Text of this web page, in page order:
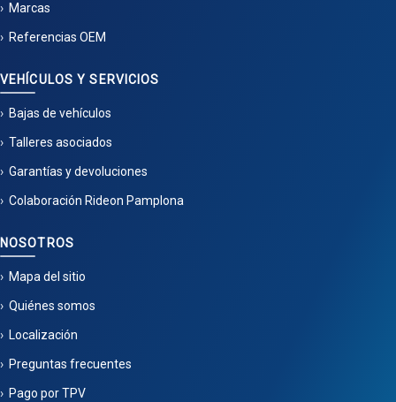
Marcas
Referencias OEM
VEHÍCULOS Y SERVICIOS
Bajas de vehículos
Talleres asociados
Garantías y devoluciones
Colaboración Rideon Pamplona
NOSOTROS
Mapa del sitio
Quiénes somos
Localización
Preguntas frecuentes
Pago por TPV